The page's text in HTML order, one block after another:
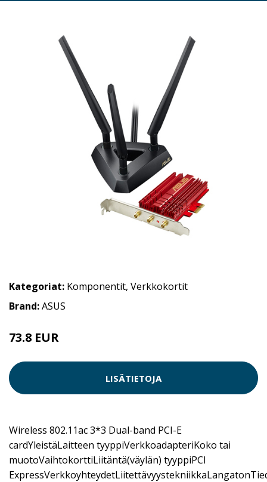
Kategoriat: Komponentit, Verkkokortit
Brand:ASUS
73.8 EUR
LISÄTIETOJA
Wireless 802.11ac 3*3 Dual-band PCI-E
cardYleistäLaitteen tyyppiVerkkoadapteriKoko tai
muotoVaihtokorttiLiitäntä(väylän) tyyppiPCI